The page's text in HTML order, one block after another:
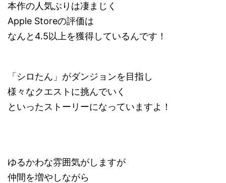
本作の人気ぶりは凄まじく
Apple Storeの評価は
なんと4.5以上を獲得しているんです！
「シロたん」がダンジョンを目指し
様々なクエストに挑んでいく
といったストーリーになっていますよ！
ゆるかわな雰囲気がしますが
仲間を増やしながら